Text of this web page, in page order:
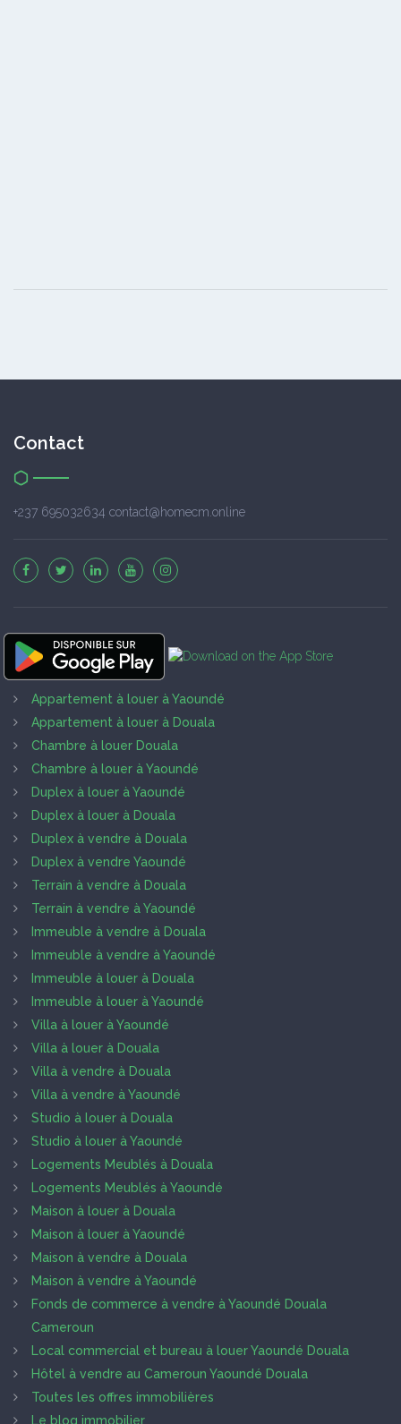
Contact
+237 695032634 contact@homecm.online
Appartement à louer à Yaoundé
Appartement à louer à Douala
Chambre à louer Douala
Chambre à louer à Yaoundé
Duplex à louer à Yaoundé
Duplex à louer à Douala
Duplex à vendre à Douala
Duplex à vendre Yaoundé
Terrain à vendre à Douala
Terrain à vendre à Yaoundé
Immeuble à vendre à Douala
Immeuble à vendre à Yaoundé
Immeuble à louer à Douala
Immeuble à louer à Yaoundé
Villa à louer à Yaoundé
Villa à louer à Douala
Villa à vendre à Douala
Villa à vendre à Yaoundé
Studio à louer à Douala
Studio à louer à Yaoundé
Logements Meublés à Douala
Logements Meublés à Yaoundé
Maison à louer à Douala
Maison à louer à Yaoundé
Maison à vendre à Douala
Maison à vendre à Yaoundé
Fonds de commerce à vendre à Yaoundé Douala
Cameroun
Local commercial et bureau à louer Yaoundé Douala
Hôtel à vendre au Cameroun Yaoundé Douala
Toutes les offres immobilières
Le blog immobilier